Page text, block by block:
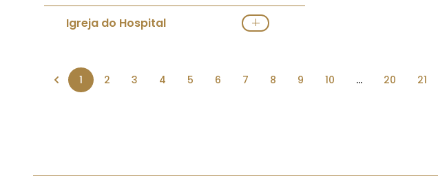
Ver Igreja
Igreja do Hospital
1
2 3 4 5 6 7 8 9 10 ... 20 21